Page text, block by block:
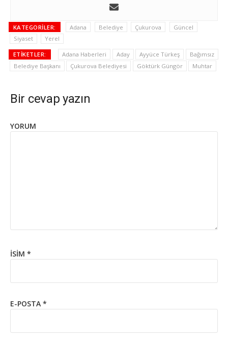
KATEGORILER: Adana Belediye Çukurova
Güncel
Siyaset
Yerel
ETIKETLER: Adana Haberleri Aday Ayyüce Türkeş
Bağımsız
Belediye Başkanı
Çukurova Belediyesi Göktürk Güngör Muhtar
Bir cevap yazın
YORUM
İSIM *
E-POSTA *